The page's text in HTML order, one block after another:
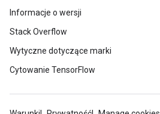
Informacje o wersji
Stack Overflow
Wytyczne dotyczące marki
Cytowanie TensorFlow